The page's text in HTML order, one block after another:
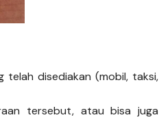
disediakan (mobil, taksi,
tersebut, atau bisa juga